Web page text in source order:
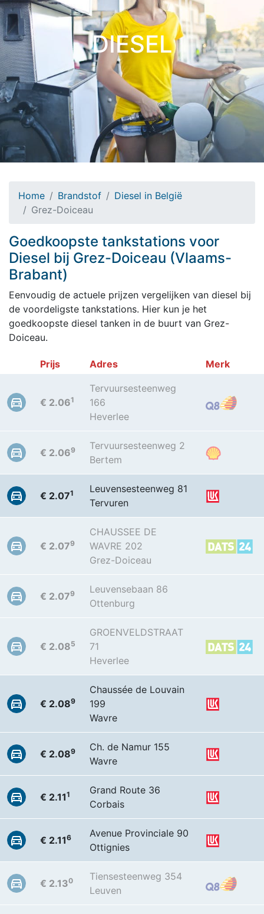
DIESEL
Home Brandstof
Diesel in België
Grez-Doiceau
Goedkoopste tankstations voor
Diesel bij Grez-Doiceau (Vlaams-
Brabant)
Eenvoudig de actuele prijzen vergelijken van diesel bij
de voordeligste tankstations. Hier kun je het
goedkoopste diesel tanken in de buurt van Grez-
Doiceau.
Prijs Adres Merk
€ 2.061
Tervuursesteenweg
166
Heverlee
€ 2.069
Tervuursesteenweg 2
Bertem
€ 2.071
Leuvensesteenweg 81
Tervuren
€ 2.079
CHAUSSEE DE
WAVRE 202
Grez-Doiceau
€ 2.079
Leuvensebaan 86
Ottenburg
€ 2.085
GROENVELDSTRAAT
71
Heverlee
€ 2.089
Chaussée de Louvain
199
Wavre
€ 2.089
Ch. de Namur 155
Wavre
€ 2.111
Grand Route 36
Corbais
€ 2.116
Avenue Provinciale 90
Ottignies
€ 2.130
Tiensesteenweg 354
Leuven